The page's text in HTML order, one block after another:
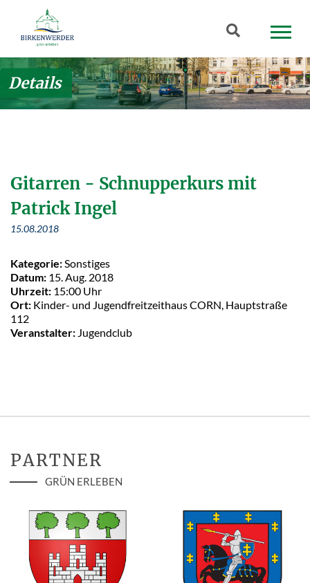
Zum Hauptinhalt springen
Suchbegriff
Details
Gitarren - Schnupperkurs mit
Patrick Ingel
15.08.2018
Kategorie: Sonstiges
Datum: 15. Aug. 2018
Uhrzeit: 15:00 Uhr
Ort: Kinder- und Jugendfreitzeithaus CORN, Hauptstraße
112
Veranstalter: Jugendclub
PARTNER
GRÜN ERLEBEN